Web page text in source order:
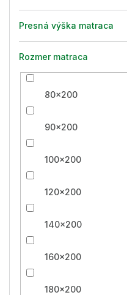
Presná výška matraca
Rozmer matraca
80x200
90x200
100x200
120x200
140x200
160x200
180x200